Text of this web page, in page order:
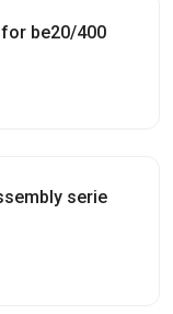
be20/400
serie